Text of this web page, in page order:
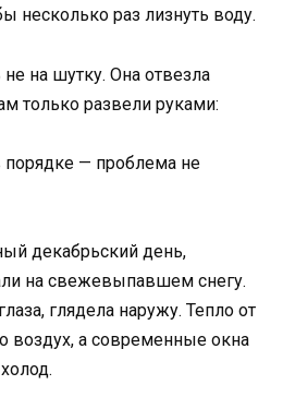
несколько раз лизнуть воду.
на шутку. Она отвезла
только развели руками:
— проблема не
декабрьский день,
на свежевыпавшем снегу.
глядела наружу. Тепло от
воздух, а современные окна